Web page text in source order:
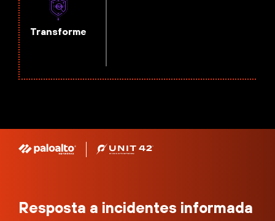
Transforme
Resposta a incidentes informada